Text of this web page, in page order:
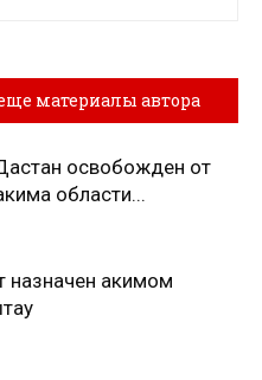
материалы автора
освобожден от
области...
назначен акимом